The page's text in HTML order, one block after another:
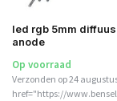
led rgb 5mm
anode
Op voorraad
Verzonden op 24
href="https://